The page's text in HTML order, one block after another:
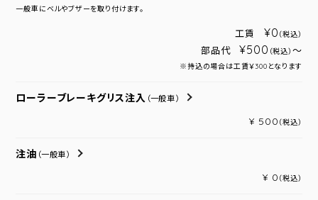
一般車にベルやブザーを取り付けます。
工賃 ¥0 （税込）
部品代 ¥500 （税込） ～
※持込の場合は工賃￥300となります
ローラーブレーキグリス注入 （一般車）
¥ 500 （税込）
注油 （一般車）
¥ 0 （税込）